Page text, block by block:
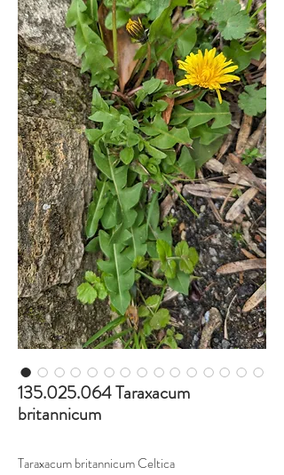
135.025.064 Taraxacum
britannicum
Taraxacum britannicum Celtica